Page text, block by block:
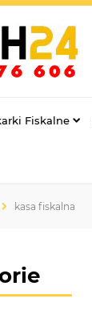
Fiskalne
kasa fiskalna